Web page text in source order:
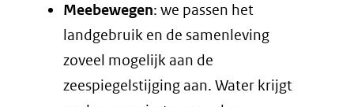
Meebewegen: we passen het
landgebruik en de samenleving
zoveel mogelijk aan de
zeespiegelstijging aan. Water krijgt